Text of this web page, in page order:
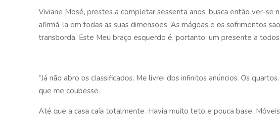
Viviane Mosé, prestes a completar sessenta anos, busca então ver-
afirmá-la em todas as suas dimensões. As mágoas e os sofrimentos
transborda. Este Meu braço esquerdo é, portanto, um presente a
“Já não abro os classificados. Me livrei dos infinitos anúncios. Os
que me coubesse.
Até que a casa caía totalmente. Havia muito teto e pouca base.